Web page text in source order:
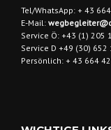
Tel/WhatsApp: + 43
E-Mail:
Service Ö: +43 (1) 205
Service D +49 (30) 652
Persönlich: + 43 664